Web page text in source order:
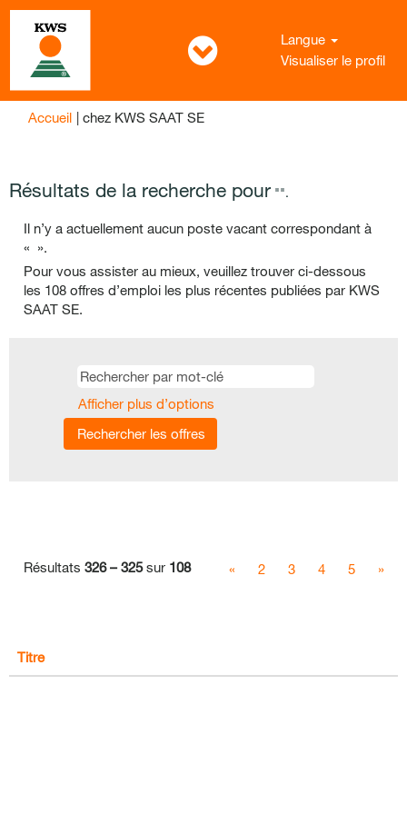
Langue
Visualiser le profil
Accueil | chez KWS SAAT SE(page
Résultats de la recherche pour "".
Il n’y a actuellement aucun poste vacant correspondant à
« ».
Pour vous assister au mieux, veuillez trouver ci-dessous
les 108 offres d’emploi les plus récentes publiées par KWS
SAAT SE.
Afficher plus d’options
Résultats 326 – 325sur 108 « 2 3 4 5 »
Titre